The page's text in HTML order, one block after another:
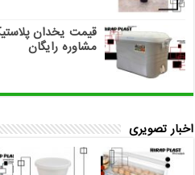
مشاوره رایگان
اخبار تصویری